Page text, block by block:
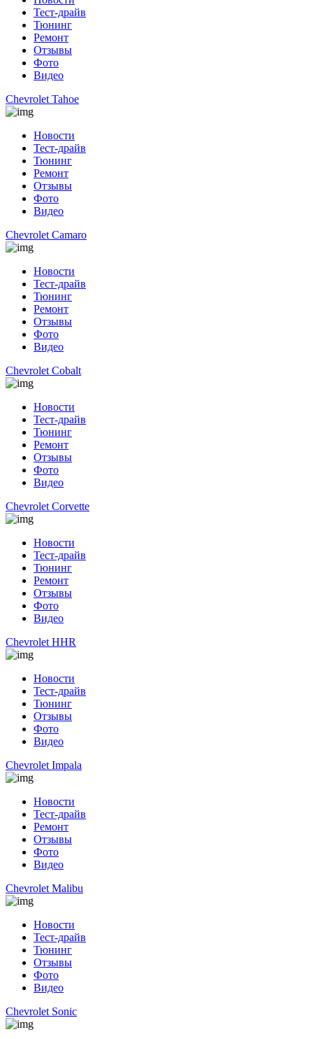
Тест-драйв
Тюнинг
Ремонт
Отзывы
Фото
Видео
Chevrolet Tahoe
Новости
Тест-драйв
Тюнинг
Ремонт
Отзывы
Фото
Видео
Chevrolet Camaro
Новости
Тест-драйв
Тюнинг
Ремонт
Отзывы
Фото
Видео
Chevrolet Cobalt
Новости
Тест-драйв
Тюнинг
Ремонт
Отзывы
Фото
Видео
Chevrolet Corvette
Новости
Тест-драйв
Тюнинг
Ремонт
Отзывы
Фото
Видео
Chevrolet HHR
Новости
Тест-драйв
Тюнинг
Отзывы
Фото
Видео
Chevrolet Impala
Новости
Тест-драйв
Ремонт
Отзывы
Фото
Видео
Chevrolet Malibu
Новости
Тест-драйв
Тюнинг
Отзывы
Фото
Видео
Chevrolet Sonic